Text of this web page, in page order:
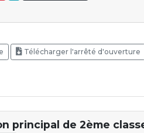
Télécharger l'arrêté d'ouverture
principal de 2ème